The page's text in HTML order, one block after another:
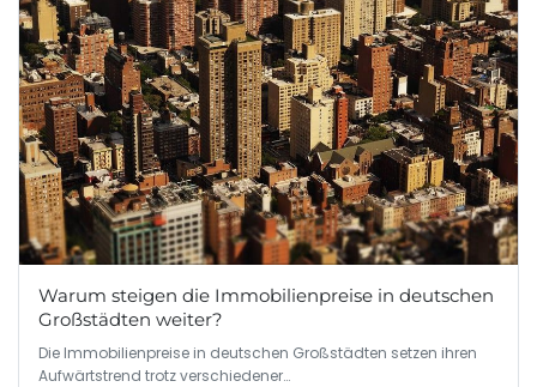
Warum steigen die Immobilienpreise in deutschen
Großstädten weiter?
Die Immobilienpreise in deutschen Großstädten setzen ihren
Aufwärtstrend trotz verschiedener…